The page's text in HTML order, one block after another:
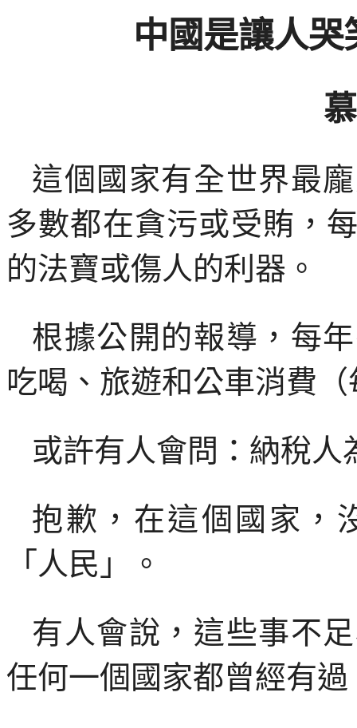
中國是讓人
這個國家有全世界最
多數都在貪污或受賄，
的法寶或傷人的利器。
根據公開的報導，每
吃喝、旅遊和公車消費
或許有人會問：納稅人
抱歉，在這個國家，
「人民」。
有人會說，這些事不
任何一個國家都曾經有過